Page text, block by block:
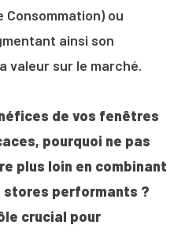
Consommation) ou
ainsi son
valeur sur le marché.
de vos fenêtres
pourquoi ne pas
plus loin en combinant
performants ?
crucial pour